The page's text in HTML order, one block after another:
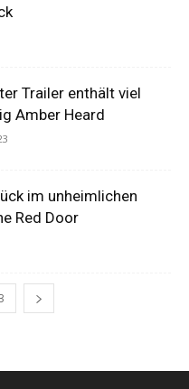
Trailer enthält viel
Amber Heard
im unheimlichen
Red Door